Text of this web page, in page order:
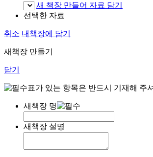
새 책장 만들어 자료 담기
선택한 자료
취소 내책장에 담기
새책장 만들기
닫기
표가 있는 항목은 반드시 기재해 주
새책장 명
새책장 설명